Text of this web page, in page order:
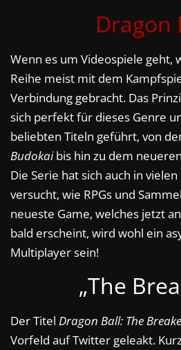
Dragon
Wenn es um Videospiele geht,
Reihe meist mit dem
Verbindung gebracht. Das
sich perfekt für dieses Genre
beliebten Titeln geführt, von
Budokaibis hin zu dem
Die Serie hat sich auch in
versucht, wie RPGs und
neueste Game, welches jetzt
bald erscheint, wird wohl ein
Multiplayer sein!
„The
Der Titel Dragon Ball: The
Vorfeld auf Twitter geleakt.